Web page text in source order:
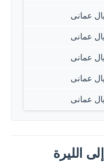
الليرة